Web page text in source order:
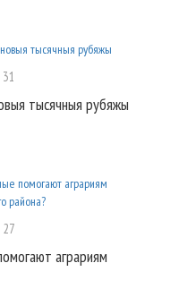
31
тысячныя рубяжы
27
аграриям